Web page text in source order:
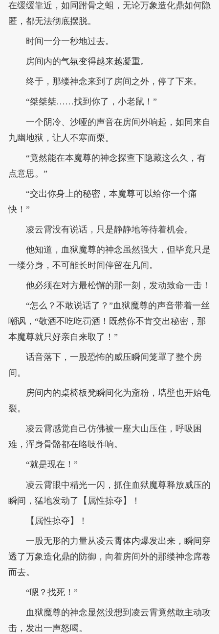
在缓缓靠近，如同跗骨之蛆，无论万象造化鼎如何隐
匿，都无法彻底摆脱。
时间一分一秒地过去。
房间内的气氛变得越来越凝重。
终于，那缕神念来到了房间之外，停了下来。
“桀桀桀……找到你了，小老鼠！”
一个阴冷、沙哑的声音在房间外响起，如同来自
九幽地狱，让人不寒而栗。
“竟然能在本魔尊的神念探查下隐藏这么久，有
点意思。”
“交出你身上的秘密，本魔尊可以给你一个痛
快！”
凌云霄没有说话，只是静静地等待着机会。
他知道，血狱魔尊的神念虽然强大，但毕竟只是
一缕分身，不可能长时间停留在凡间。
他必须在对方最松懈的那一刻，发动致命一击！
“怎么？不敢说话了？”血狱魔尊的声音带着一丝
嘲讽，“敬酒不吃吃罚酒！既然你不肯交出秘密，那
本魔尊就只好亲自来取了！”
话音落下，一股恐怖的威压瞬间笼罩了整个房
间。
房间内的桌椅板凳瞬间化为齑粉，墙壁也开始龟
裂。
凌云霄感觉自己仿佛被一座大山压住，呼吸困
难，浑身骨骼都在咯吱作响。
“就是现在！”
凌云霄眼中精光一闪，抓住血狱魔尊释放威压的
瞬间，猛地发动了【属性掠夺】！
【属性掠夺】！
一股无形的力量从凌云霄体内爆发出来，瞬间穿
透了万象造化鼎的防御，向着房间外的那缕神念席卷
而去。
“嗯？找死！”
血狱魔尊的神念显然没想到凌云霄竟然敢主动攻
击，发出一声怒喝。